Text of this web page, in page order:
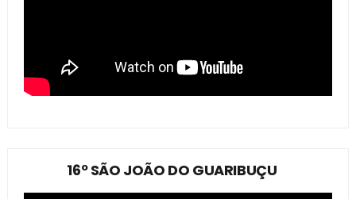
16º SÃO JOÃO DO GUARIBUÇU